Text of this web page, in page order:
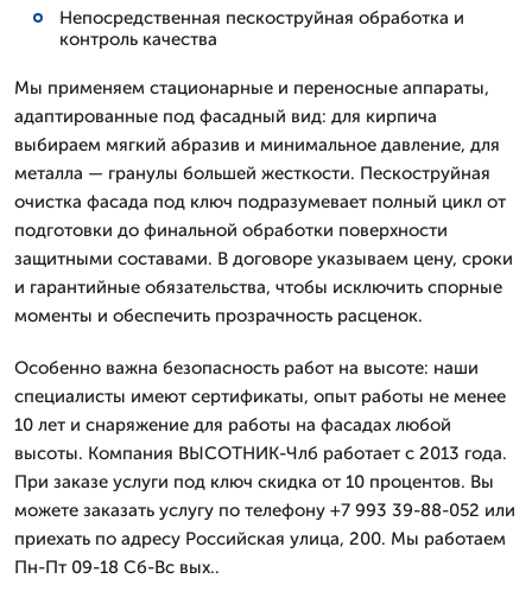
Непосредственная пескоструйная обработка и
контроль качества
Мы применяем стационарные и переносные аппараты,
адаптированные под фасадный вид: для кирпича
выбираем мягкий абразив и минимальное давление, для
металла — гранулы большей жесткости. Пескоструйная
очистка фасада под ключ подразумевает полный цикл от
подготовки до финальной обработки поверхности
защитными составами. В договоре указываем цену, сроки
и гарантийные обязательства, чтобы исключить спорные
моменты и обеспечить прозрачность расценок.
Особенно важна безопасность работ на высоте: наши
специалисты имеют сертификаты, опыт работы не менее
10 лет и снаряжение для работы на фасадах любой
высоты. Компания ВЫСОТНИК-Члб работает с 2013 года.
При заказе услуги под ключ скидка от 10 процентов. Вы
можете заказать услугу по телефону +7 993 39-88-052 или
приехать по адресу Российская улица, 200. Мы работаем
Пн-Пт 09-18 Сб-Вс вых..